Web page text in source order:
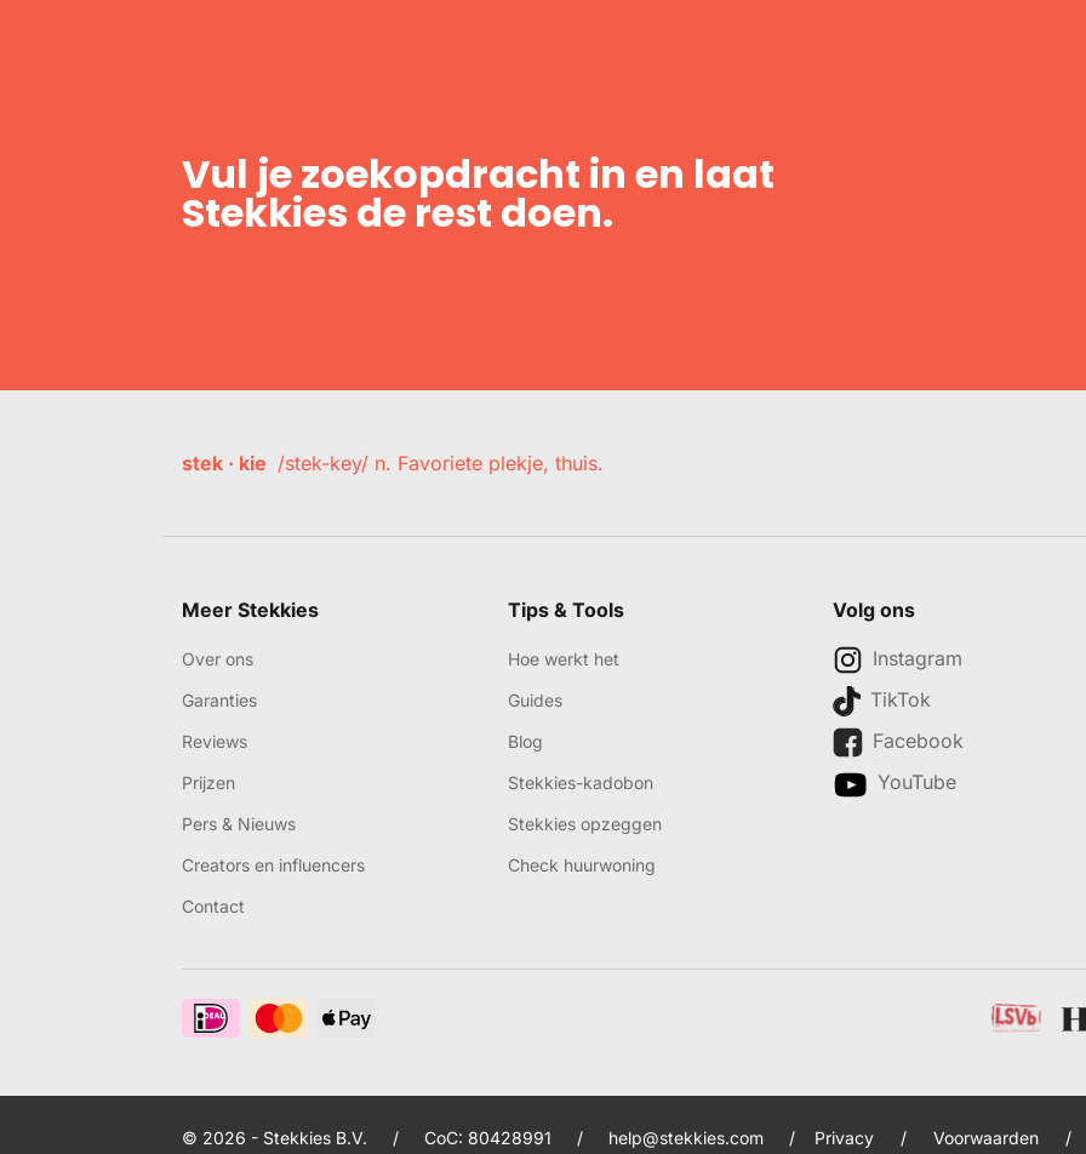
Vul je zoekopdracht in en laat
Stekkies de rest doen.
stek · kie /stek-key/ n. Favoriete plekje, thuis.
Meer Stekkies
Over ons
Garanties
Reviews
Prijzen
Pers & Nieuws
Creators en influencers
Contact
Tips & Tools
Hoe werkt het
Guides
Blog
Stekkies-kadobon
Stekkies opzeggen
Check huurwoning
Volg ons
Instagram
TikTok
Facebook
YouTube
© 2026 - Stekkies B.V. / CoC: 80428991 / help@stekkies.com / Privacy / Voorwaarden /